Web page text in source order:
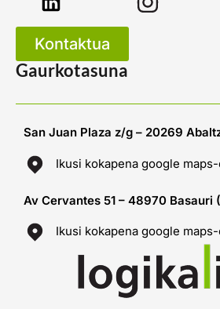
Kontaktua
Gaurkotasuna
San Juan Plaza z/g – 20269
Ikusi kokapena google
Av Cervantes 51 – 48970 Basauri
Ikusi kokapena google